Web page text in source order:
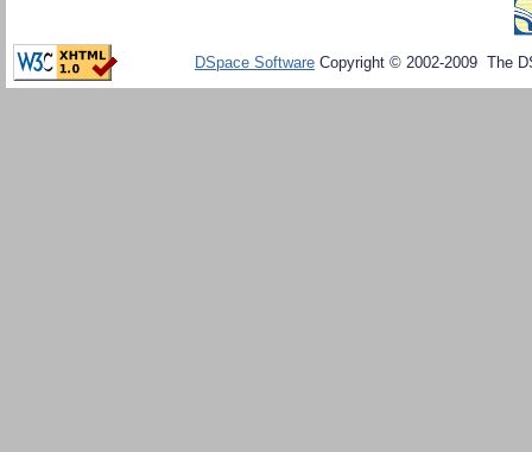
DSpace Software Copyright © 2002-2009 The